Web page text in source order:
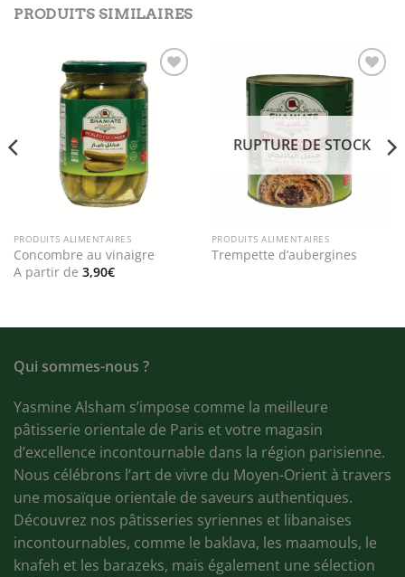
PRODUITS SIMILAIRES
wishlist
PRODUITS ALIMENTAIRES
Concombre au vinaigre
A partir de 3,90€
Add to
wishlist
RUPTURE DE STOCK
PRODUITS ALIMENTAIRES
Trempette d’aubergines
Qui sommes-nous ?
Yasmine Alsham s’impose comme la meilleure
pâtisserie orientale de Paris et votre magasin
d’excellence incontournable dans la région parisienne.
Nous célébrons l’art de vivre du Moyen-Orient à travers
une mosaïque orientale de saveurs authentiques.
Découvrez nos pâtisseries syriennes et libanaises
incontournables, comme le baklava, les maamouls, le
knafeh et les barazeks, mais également une sélection